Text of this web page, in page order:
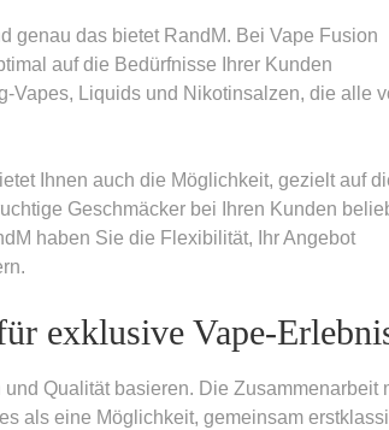
genau das bietet RandM. Bei Vape Fusion
auf die Bedürfnisse Ihrer Kunden
Vapes, Liquids und Nikotinsalzen, die alle
Ihnen auch die Möglichkeit, gezielt auf
Geschmäcker bei Ihren Kunden
haben Sie die Flexibilität, Ihr Angebot
exklusive Vape-
Qualität basieren. Die Zusammenarbeit
als eine Möglichkeit, gemeinsam